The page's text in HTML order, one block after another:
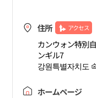
住所 アクセス
カンウォン特別
ンギル7
강원특별자치도
ホームページ